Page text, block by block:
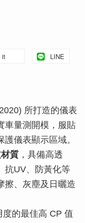
it LINE
所打造的儀表
車量測開模，服貼
儀表顯示區域。
質 ，具備高透
抗UV、防黃化等
擦、灰塵及日曬造
的最佳高 CP 值